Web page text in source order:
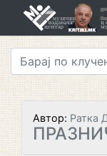
Автор: Ратка